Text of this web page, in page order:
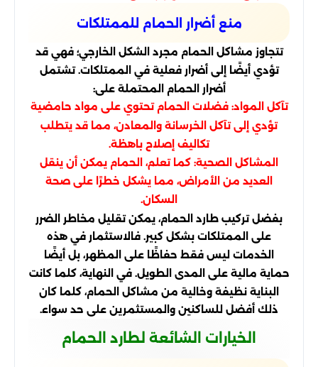
منع أضرار الحمام للممتلكات
تتجاوز مشاكل الحمام مجرد الشكل الخارجي؛ فهي قد
تؤدي أيضًا إلى أضرار فعلية في الممتلكات. تشتمل
أضرار الحمام المحتملة على:
تآكل المواد: فضلات الحمام تحتوي على مواد حامضية
تؤدي إلى تآكل الخرسانة والمعادن، مما قد يتطلب
تكاليف إصلاح باهظة.
المشاكل الصحية: كما تعلم، الحمام يمكن أن ينقل
العديد من الأمراض، مما يشكل خطرًا على صحة
السكان.
بفضل تركيب طارد الحمام، يمكن تقليل مخاطر الضرر
على الممتلكات بشكل كبير. فالاستثمار في هذه
الخدمات ليس فقط حفاظًا على المظهر، بل أيضًا
حماية مالية على المدى الطويل. في النهاية، كلما كانت
البناية نظيفة وخالية من مشاكل الحمام، كلما كان
ذلك أفضل للساكنين والمستثمرين على حد سواء.
الخيارات الشائعة لطارد الحمام